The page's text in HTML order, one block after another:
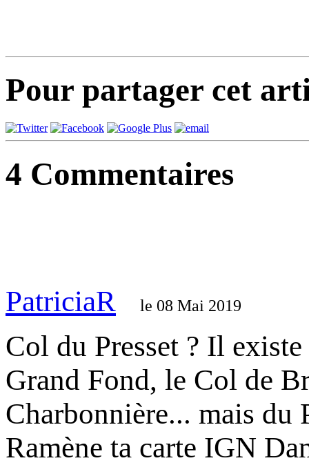
Pour partager cet
4 Commentaires
PatriciaR le 08 Mai 2019
Col du Presset ? Il
Grand Fond, le Col de
Charbonnière... mais du
Ramène ta carte IGN